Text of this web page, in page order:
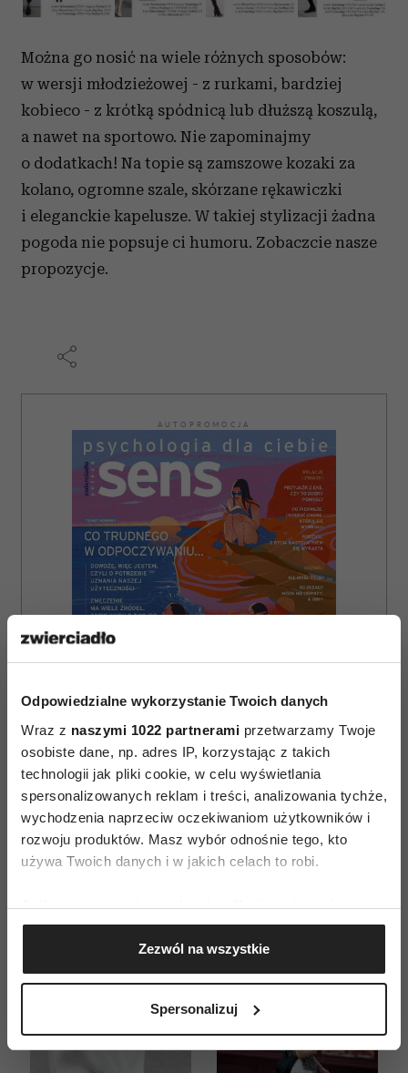
Odpowiedzialne wykorzystanie Twoich danych
Wraz z naszymi 1022 partnerami przetwarzamy Twoje
osobiste dane, np. adres IP, korzystając z takich
technologii jak pliki cookie, w celu wyświetlania
spersonalizowanych reklam i treści, analizowania tychże,
wychodzenia naprzeciw oczekiwaniom użytkowników i
rozwoju produktów. Masz wybór odnośnie tego, kto
używa Twoich danych i w jakich celach to robi.
Jeśli wyrazisz na to zgodę, chcielibyśmy również:
Gromadzić dane dotyczące Twojej lokalizacji
geograficznej z dokładnością nawet do kilku metrów
Identyfikować Twoje urządzenie, aktywnie
(fingerprinting, czyli wirtualny odcisk palca)
dane są przetwarzane oraz ustaw własne preferencje w
Zezwól na wszystkie
Spersonalizuj
Można go nosić na wiele różnych sposobów:
w wersji młodzieżowej - z rurkami, bardziej
kobieco - z krótką spódnicą lub dłuższą koszulą,
a nawet na sportowo. Nie zapominajmy
o dodatkach! Na topie są zamszowe kozaki za
kolano, ogromne szale, skórzane rękawiczki
i eleganckie kapelusze. W takiej stylizacji żadna
pogoda nie popsuje ci humoru. Zobaczcie nasze
propozycje.
AUTOPROMOCJA
ZAMÓW
WYDANIE DRUKOWANE
E-WYDANIE